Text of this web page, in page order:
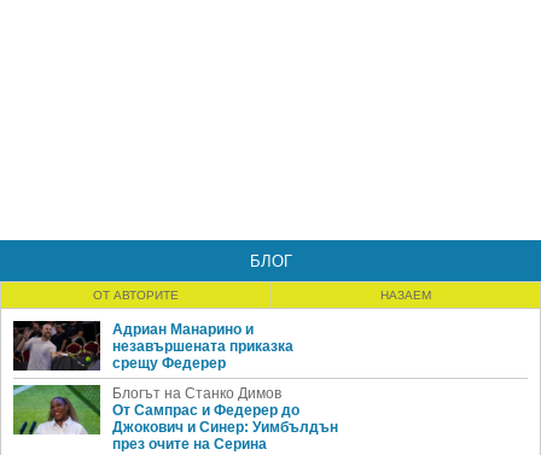
БЛОГ
ОТ АВТОРИТЕ НАЗАЕМ
Адриан Манарино и
незавършената приказка
срещу Федерер
Блогът на Станко Димов
От Сампрас и Федерер до
Джокович и Синер: Уимбълдън
през очите на Серина